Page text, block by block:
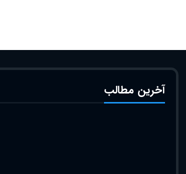
آخرین مطالب